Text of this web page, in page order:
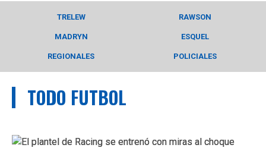
TRELEW RAWSON
MADRYN ESQUEL
REGIONALES POLICIALES
TODO FUTBOL